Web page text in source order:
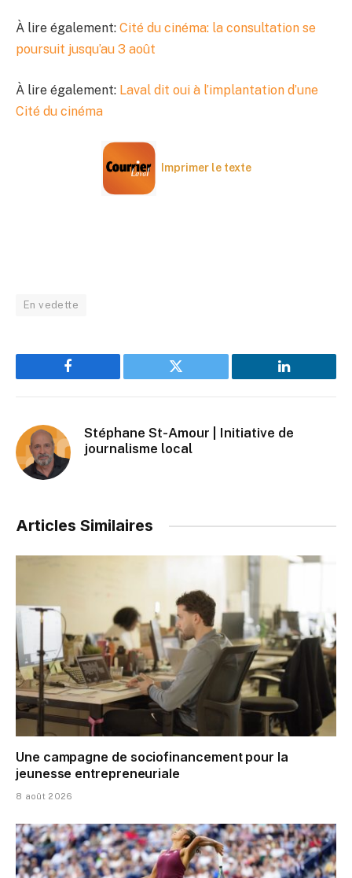
À lire également: Cité du cinéma: la consultation se
poursuit jusqu’au 3 août
À lire également: Laval dit oui à l’implantation d’une
Cité du cinéma
Imprimer le texte
En vedette
Facebook Twitter LinkedIn
Stéphane St-Amour | Initiative de
journalisme local
Articles Similaires
Une campagne de sociofinancement pour la
jeunesse entrepreneuriale
8 août 2026